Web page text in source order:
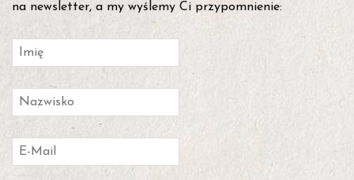
na newsletter, a my wyślemy Ci przypomnienie: